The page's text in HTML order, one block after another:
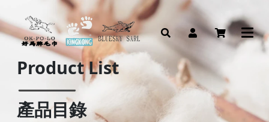
Product List
產品目錄